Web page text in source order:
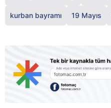
kurban bayramı 19 Mayıs